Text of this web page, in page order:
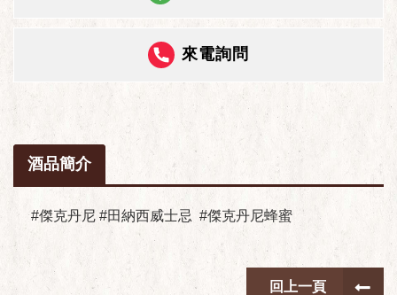
來電詢問
酒品簡介
#傑克丹尼 #田納西威士忌 #傑克丹尼蜂蜜
回上一頁